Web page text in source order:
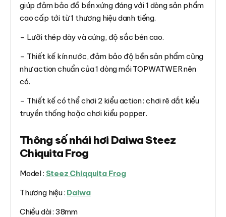
giúp đảm bảo đồ bền xứng đáng với 1 dòng sản phẩm
cao cấp tới từ 1 thương hiệu danh tiếng.
– Lưỡi thép dày và cứng, độ sắc bén cao.
– Thiết kế kín nước, đảm bảo độ bền sản phẩm cũng
như action chuẩn của 1 dòng mồi TOPWATWER nên
có.
– Thiết kế có thể chơi 2 kiểu action : chơi rê dắt kiểu
truyền thống hoặc chơi kiểu popper.
Thông số nhái hơi Daiwa Steez
Chiquita Frog
Model : Steez Chiqquita Frog
Thương hiệu : Daiwa
Chiều dài : 38mm